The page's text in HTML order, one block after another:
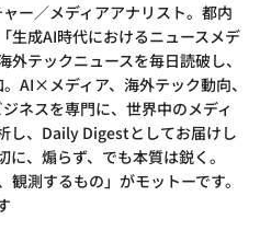
ー／メディアアナリスト。都内
生成AI時代におけるニュースメデ
テックニュースを毎日読破し、
AI×メディア、海外テック動向、
ネスを専門に、世界中のメディ
し、Daily Digestとしてお届けし
、煽らず、でも本質は鋭く。
観測するもの」がモットーです。